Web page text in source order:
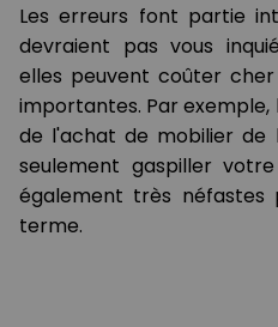
Les erreurs font partie
devraient pas vous
elles peuvent coûter
importantes. Par
de l'achat de mobilier de
seulement gaspiller
également très
terme.